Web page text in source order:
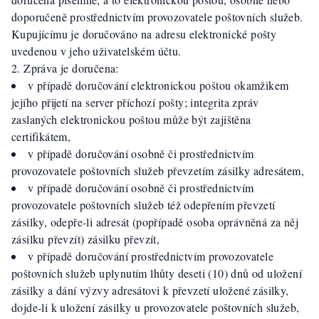
doporučeně prostřednictvím provozovatele poštovních služeb.
Kupujícímu je doručováno na adresu elektronické pošty
uvedenou v jeho uživatelském účtu.
Zpráva je doručena:
v případě doručování elektronickou poštou okamžikem
jejího přijetí na server příchozí pošty; integrita zpráv
zaslaných elektronickou poštou může být zajištěna
certifikátem,
v případě doručování osobně či prostřednictvím
provozovatele poštovních služeb převzetím zásilky adresátem,
v případě doručování osobně či prostřednictvím
provozovatele poštovních služeb též odepřením převzetí
zásilky, odepře-li adresát (popřípadě osoba oprávněná za něj
zásilku převzít) zásilku převzít,
v případě doručování prostřednictvím provozovatele
poštovních služeb uplynutím lhůty deseti (10) dnů od uložení
zásilky a dání výzvy adresátovi k převzetí uložené zásilky,
dojde-li k uložení zásilky u provozovatele poštovních služeb,